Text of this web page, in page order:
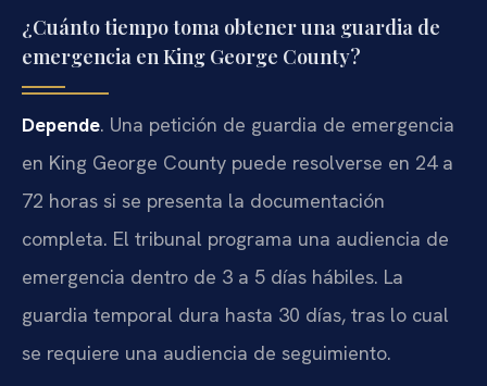
¿Cuánto tiempo toma obtener una guardia de
emergencia en King George County?
Depende. Una petición de guardia de emergencia
en King George County puede resolverse en 24 a
72 horas si se presenta la documentación
completa. El tribunal programa una audiencia de
emergencia dentro de 3 a 5 días hábiles. La
guardia temporal dura hasta 30 días, tras lo cual
se requiere una audiencia de seguimiento.